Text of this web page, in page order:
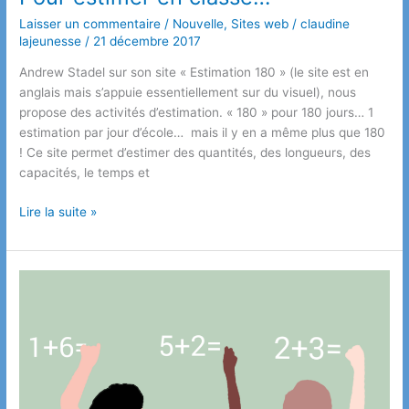
Laisser un commentaire / Nouvelle, Sites web /claudine
lajeunesse / 21 décembre 2017
Andrew Stadel sur son site « Estimation 180 » (le site est en
anglais mais s’appuie essentiellement sur du visuel), nous
propose des activités d’estimation. « 180 » pour 180 jours… 1
estimation par jour d’école… mais il y en a même plus que 180
! Ce site permet d’estimer des quantités, des longueurs, des
capacités, le temps et
Pour
en
classe…
Lire la suite »